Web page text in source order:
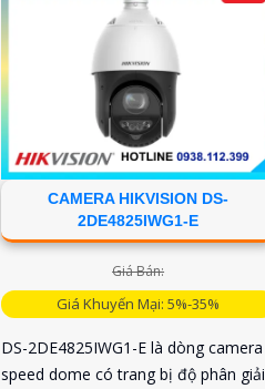
CAMERA HIKVISION DS-
2DE4825IWG1-E
Giá Bán:
Giá Khuyến Mại: 5%-35%
DS-2DE4825IWG1-E là dòng camera
speed dome có trang bị độ phân giải